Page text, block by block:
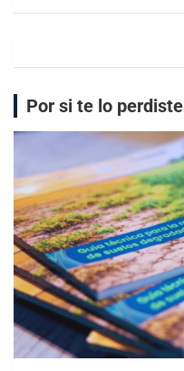
Por si te lo perdiste